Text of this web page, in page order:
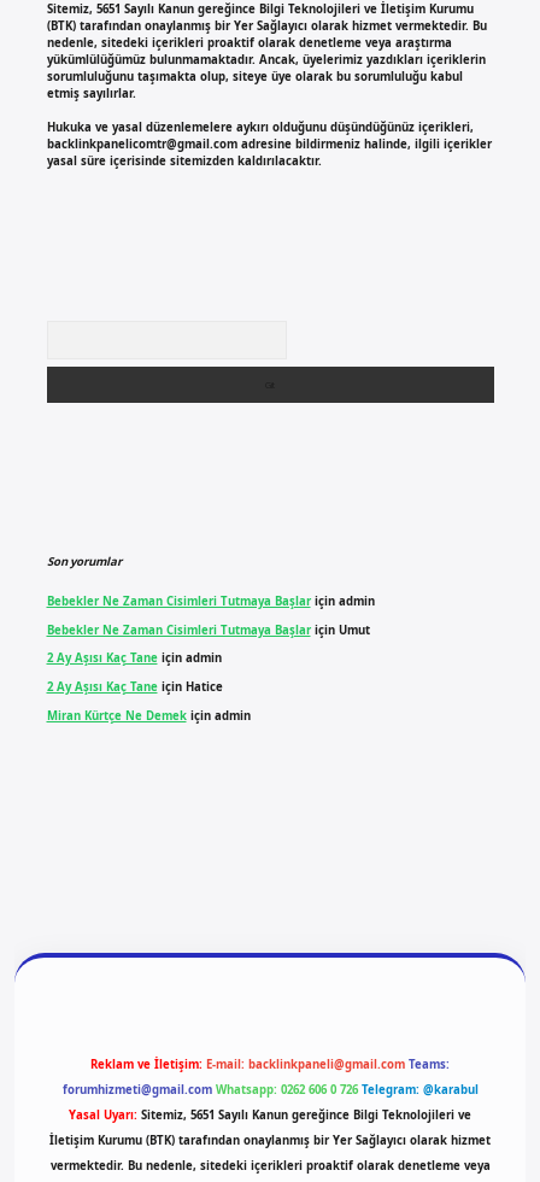
Sitemiz, 5651 Sayılı Kanun gereğince Bilgi Teknolojileri ve İletişim Kurumu
(BTK) tarafından onaylanmış bir Yer Sağlayıcı olarak hizmet vermektedir. Bu
nedenle, sitedeki içerikleri proaktif olarak denetleme veya araştırma
yükümlülüğümüz bulunmamaktadır. Ancak, üyelerimiz yazdıkları içeriklerin
sorumluluğunu taşımakta olup, siteye üye olarak bu sorumluluğu kabul
etmiş sayılırlar.
Hukuka ve yasal düzenlemelere aykırı olduğunu düşündüğünüz içerikleri,
backlinkpanelicomtr@gmail.comadresine bildirmeniz halinde, ilgili içerikler
yasal süre içerisinde sitemizden kaldırılacaktır.
Son yorumlar
Bebekler Ne Zaman Cisimleri Tutmaya Başlariçin admin
Bebekler Ne Zaman Cisimleri Tutmaya Başlariçin Umut
2 Ay Aşısı Kaç Taneiçin admin
2 Ay Aşısı Kaç Taneiçin Hatice
Miran Kürtçe Ne Demekiçin admin
Reklam ve İletişim: E-mail: backlinkpaneli@gmail.com Teams:
forumhizmeti@gmail.com Whatsapp: 0262 606 0 726 Telegram: @karabul
Yasal Uyarı: Sitemiz, 5651 Sayılı Kanun gereğince Bilgi Teknolojileri ve
İletişim Kurumu (BTK) tarafından onaylanmış bir Yer Sağlayıcı olarak hizmet
vermektedir. Bu nedenle, sitedeki içerikleri proaktif olarak denetleme veya